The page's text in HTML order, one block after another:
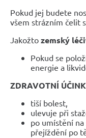
Pokud jej budete
všem strázním čelit
Jakožto zemský
Pokud se
energie a
ZDRAVOTNÍ
tiší bolest,
ulevuje při
po umístění
přejíždění po